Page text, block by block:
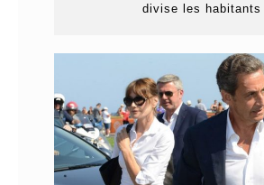
divise les habitants